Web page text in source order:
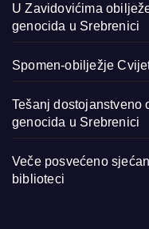
U Zavidovićima
genocida u Srebrenici
Spomen-obilježje
Tešanj dostojanstveno
genocida u Srebrenici
Veče posvećeno
biblioteci